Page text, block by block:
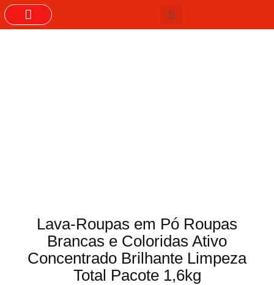
Lava-Roupas em Pó Roupas
Brancas e Coloridas Ativo
Concentrado Brilhante Limpeza
Total Pacote 1,6kg